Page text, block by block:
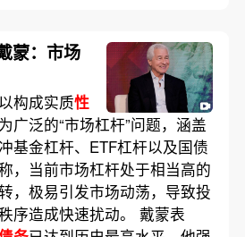
蒙：市场
构成实质性
广泛的“市场杠杆”问题，涵盖
基金杠杆、ETF杠杆以及国债
，当前市场杠杆处于相当高的
，极易引发市场动荡，导致投
序造成快速扰动。 戴蒙表